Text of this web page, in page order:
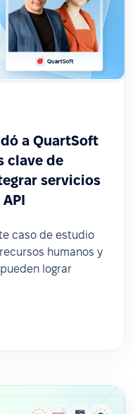
a QuartSoft
clave de
servicios
caso de estudio
humanos y
lograr